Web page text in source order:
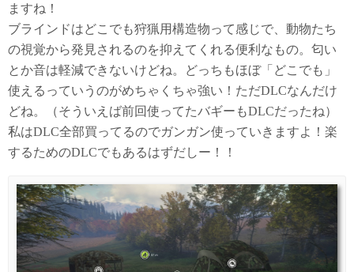
ますね！
ブラインドはどこでも狩猟用構造物って感じで、動物たち
の視覚から発見されるのを抑えてくれる便利なもの。匂い
とか音は軽減できないけどね。どっちもほぼ「どこでも」
使えるっていうのがめちゃくちゃ強い！ただDLCなんだけ
どね。（そういえば前回使ってたバギーもDLCだったね）
私はDLC全部買ってるのでガンガン使っていきますよ！楽
するためのDLCでもあるはずだしー！！